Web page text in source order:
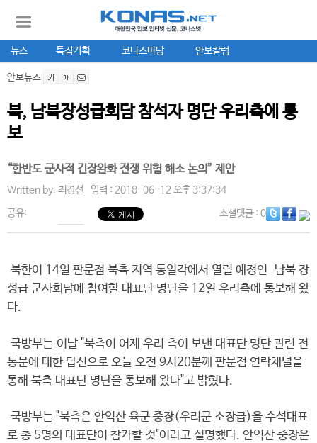
뉴스 특집기획 코나스마당 안보칼럼
안보뉴스
북, 남북장성급회담 참석자 명단 우리측에 통
보
“한반도 군사적 긴장완화 전쟁 위험 해소 논의” 제안
Written by. 최경선 입력 : 2018-06-12 오후 3:37:34
공유: 소셜댓글: 0
북한이 14일 판문점 북측 지역 통일각에서 열릴 예정인 남북 장
성급 군사회담에 참여할 대표단 명단을 12일 우리측에 통보해 왔
다.
국방부는 이날 "북측이 어제 우리 측이 보낸 대표단 명단 관련 전
통문에 대한 답신으로 오늘 오전 9시20분께 판문점 연락채널을
통해 북측 대표단 명단을 통보해 왔다"고 밝혔다.
국방부는 "북측은 안익산 육군 중장(우리군 소장급)을 수석대표
로 총 5명의 대표단이 참가할 것"이라고 설명했다. 안익산 중장은